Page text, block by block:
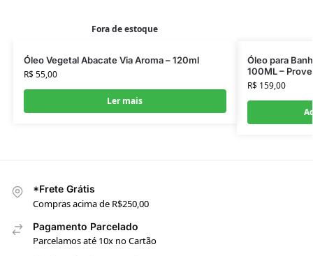
Fora de estoque
Óleo Vegetal Abacate Via Aroma – 120ml
R$55,00
Ler mais
Óleo para
100ML –
R$159,00
*Frete Grátis
Compras acima de R$250,00
Pagamento Parcelado
Parcelamos até 10x no Cartão